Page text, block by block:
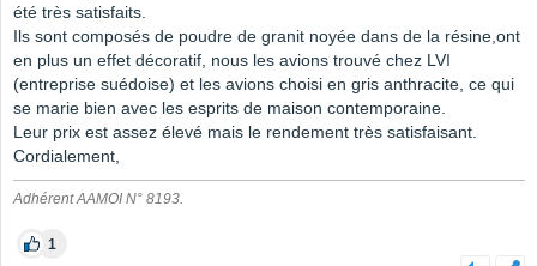
été très satisfaits.
Ils sont composés de poudre de granit noyée dans de la résine,ont
en plus un effet décoratif, nous les avions trouvé chez LVI
(entreprise suédoise) et les avions choisi en gris anthracite, ce qui
se marie bien avec les esprits de maison contemporaine.
Leur prix est assez élevé mais le rendement très satisfaisant.
Cordialement,
Adhérent AAMOI N° 8193.
1